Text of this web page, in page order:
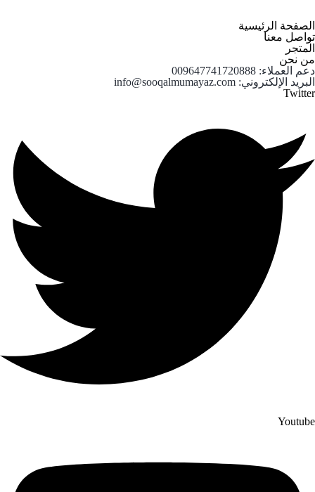
الصفحة الرئيسية
تواصل معنا
المتجر
من نحن
دعم العملاء: 009647741720888
البريد الإلكتروني: info@sooqalmumayaz.com
Twitter
Youtube